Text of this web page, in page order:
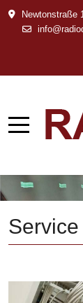
Newtonstraße
Service